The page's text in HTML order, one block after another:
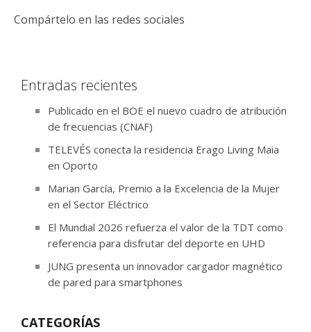
Compártelo en las redes sociales
Entradas recientes
Publicado en el BOE el nuevo cuadro de atribución
de frecuencias (CNAF)
TELEVÉS conecta la residencia Erago Living Maia
en Oporto
Marian García, Premio a la Excelencia de la Mujer
en el Sector Eléctrico
El Mundial 2026 refuerza el valor de la TDT como
referencia para disfrutar del deporte en UHD
JUNG presenta un innovador cargador magnético
de pared para smartphones
CATEGORÍAS